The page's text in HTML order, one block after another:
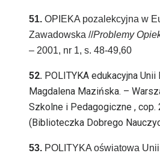
51. OPIEKA pozalekcyjna w
Zawadowska //Problemy
– 2001, nr 1, s. 48-49,60
52. POLITYKA edukacyjna
Magdalena Mazińska. –
Szkolne i Pedagogiczne , cop.
(Biblioteczka Dobrego
53. POLITYKA oświatowa